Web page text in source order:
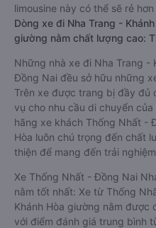
limousine này có thể sẽ rẻ hơn
Dòng xe đi Nha Trang -
giường nằm chất lượng cao:
Những nhà xe đi Nha Trang -
Đồng Nai đều sở hữu những
Trên xe được trang bị đầy đủ
vụ cho nhu cầu di chuyển
hãng xe khách Thống Nhất -
Hòa luôn chú trọng đến chất
thiện để mang đến trải
Xe Thống Nhất - Đồng Nai
nằm tốt nhất: Xe từ Thống
Khánh Hòa giường nằm được
với điểm đánh giá trung bình